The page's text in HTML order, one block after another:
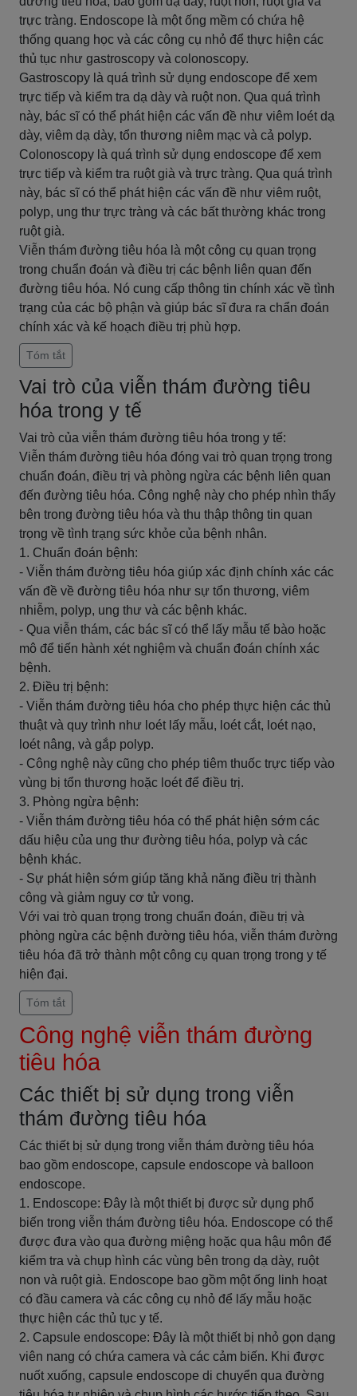
trực tràng. Endoscope là một ống mềm có chứa hệ
thống quang học và các công cụ nhỏ để thực hiện các
thủ tục như gastroscopy và colonoscopy.
Gastroscopy là quá trình sử dụng endoscope để xem
trực tiếp và kiểm tra dạ dày và ruột non. Qua quá trình
này, bác sĩ có thể phát hiện các vấn đề như viêm loét dạ
dày, viêm dạ dày, tổn thương niêm mạc và cả polyp.
Colonoscopy là quá trình sử dụng endoscope để xem
trực tiếp và kiểm tra ruột già và trực tràng. Qua quá trình
này, bác sĩ có thể phát hiện các vấn đề như viêm ruột,
polyp, ung thư trực tràng và các bất thường khác trong
ruột già.
Viễn thám đường tiêu hóa là một công cụ quan trọng
trong chuẩn đoán và điều trị các bệnh liên quan đến
đường tiêu hóa. Nó cung cấp thông tin chính xác về tình
trạng của các bộ phận và giúp bác sĩ đưa ra chẩn đoán
chính xác và kế hoạch điều trị phù hợp.
Tóm tắt
Vai trò của viễn thám đường tiêu
hóa trong y tế
Vai trò của viễn thám đường tiêu hóa trong y tế:
Viễn thám đường tiêu hóa đóng vai trò quan trọng trong
chuẩn đoán, điều trị và phòng ngừa các bệnh liên quan
đến đường tiêu hóa. Công nghệ này cho phép nhìn thấy
bên trong đường tiêu hóa và thu thập thông tin quan
trọng về tình trạng sức khỏe của bệnh nhân.
1. Chuẩn đoán bệnh:
- Viễn thám đường tiêu hóa giúp xác định chính xác các
vấn đề về đường tiêu hóa như sự tổn thương, viêm
nhiễm, polyp, ung thư và các bệnh khác.
- Qua viễn thám, các bác sĩ có thể lấy mẫu tế bào hoặc
mô để tiến hành xét nghiệm và chuẩn đoán chính xác
bệnh.
2. Điều trị bệnh:
- Viễn thám đường tiêu hóa cho phép thực hiện các thủ
thuật và quy trình như loét lấy mẫu, loét cắt, loét nạo,
loét nâng, và gắp polyp.
- Công nghệ này cũng cho phép tiêm thuốc trực tiếp vào
vùng bị tổn thương hoặc loét để điều trị.
3. Phòng ngừa bệnh:
- Viễn thám đường tiêu hóa có thể phát hiện sớm các
dấu hiệu của ung thư đường tiêu hóa, polyp và các
bệnh khác.
- Sự phát hiện sớm giúp tăng khả năng điều trị thành
công và giảm nguy cơ tử vong.
Với vai trò quan trọng trong chuẩn đoán, điều trị và
phòng ngừa các bệnh đường tiêu hóa, viễn thám đường
tiêu hóa đã trở thành một công cụ quan trọng trong y tế
hiện đại.
Tóm tắt
Công nghệ viễn thám đường
tiêu hóa
Các thiết bị sử dụng trong viễn
thám đường tiêu hóa
Các thiết bị sử dụng trong viễn thám đường tiêu hóa
bao gồm endoscope, capsule endoscope và balloon
endoscope.
1. Endoscope: Đây là một thiết bị được sử dụng phổ
biến trong viễn thám đường tiêu hóa. Endoscope có thể
được đưa vào qua đường miệng hoặc qua hậu môn để
kiểm tra và chụp hình các vùng bên trong dạ dày, ruột
non và ruột già. Endoscope bao gồm một ống linh hoạt
có đầu camera và các công cụ nhỏ để lấy mẫu hoặc
thực hiện các thủ tục y tế.
2. Capsule endoscope: Đây là một thiết bị nhỏ gọn dạng
viên nang có chứa camera và các cảm biến. Khi được
nuốt xuống, capsule endoscope di chuyển qua đường